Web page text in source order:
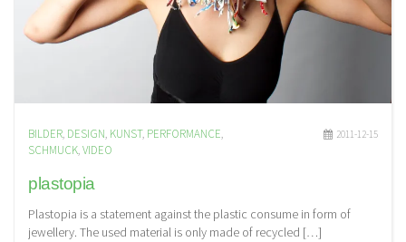
BILDER, DESIGN, KUNST, PERFORMANCE,
SCHMUCK,VIDEO
2011-12-15
plastopia
Plastopia is a statement against the plastic consume in form of
jewellery. The used material is only made of recycled […]